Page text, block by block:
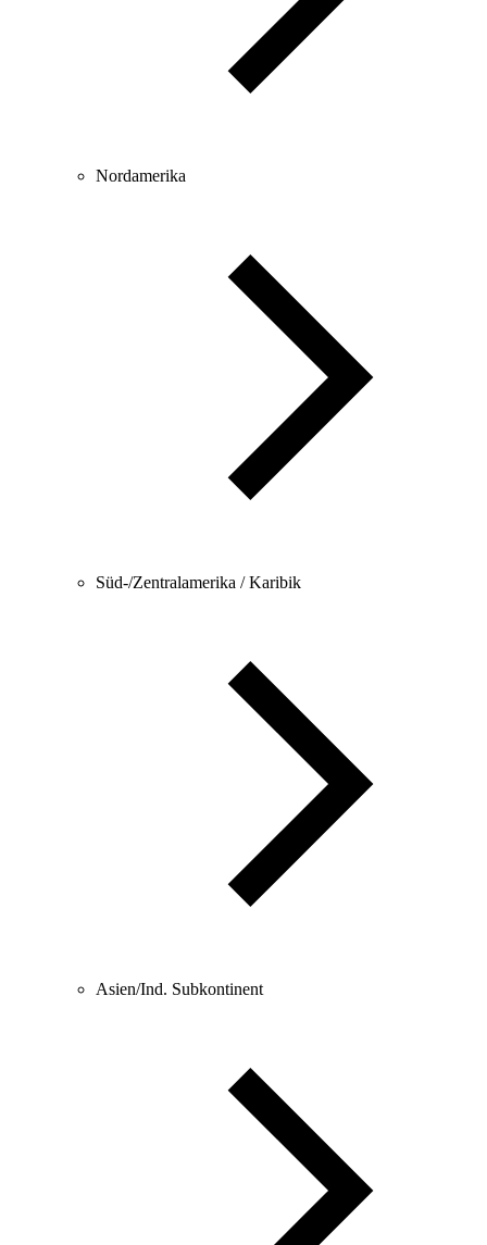
Nordamerika
Süd-/Zentralamerika / Karibik
Asien/Ind. Subkontinent